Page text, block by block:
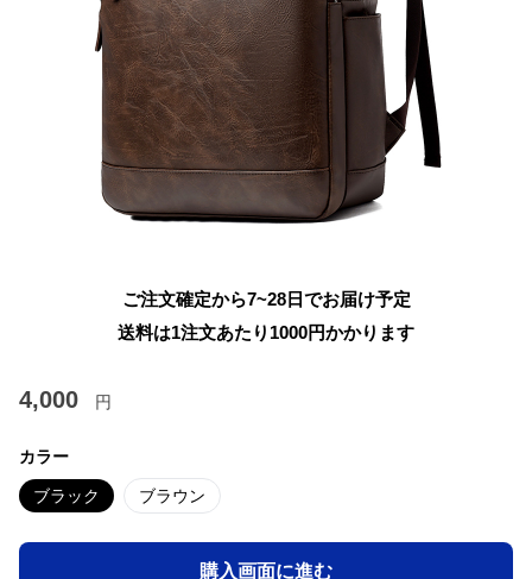
ご注文確定から7~28日でお届け予定
送料は1注文あたり 1000円かかります
4,000 円
カラー
ブラック ブラウン
購入画面に進む